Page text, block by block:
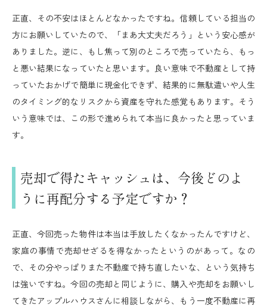
正直、その不安はほとんどなかったですね。信頼している担当の
方にお願いしていたので、「まあ大丈夫だろう」という安心感が
ありました。逆に、もし焦って別のところで売っていたら、もっ
と悪い結果になっていたと思います。良い意味で不動産として持
っていたおかげで簡単に現金化できず、結果的に無駄遣いや人生
のタイミング的なリスクから資産を守れた感覚もあります。そう
いう意味では、この形で進められて本当に良かったと思っていま
す。
売却で得たキャッシュは、今後どのよ
うに再配分する予定ですか？
正直、今回売った物件は本当は手放したくなかったんですけど、
家庭の事情で売却せざるを得なかったというのがあって。なの
で、その分やっぱりまた不動産で持ち直したいな、という気持ち
は強いですね。今回の売却と同じように、購入や売却をお願いし
てきたアップルハウスさんに相談しながら、もう一度不動産に再